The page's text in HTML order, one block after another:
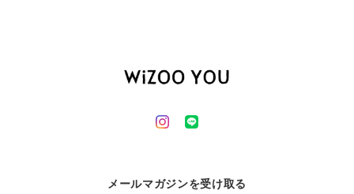
メールマガジンを受け取る